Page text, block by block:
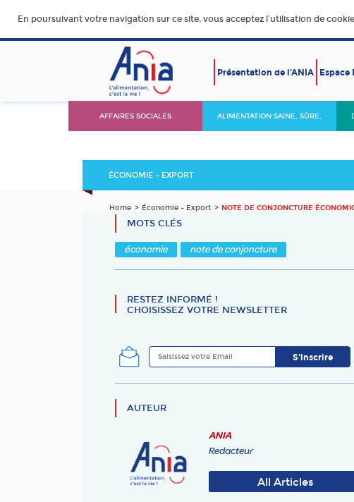
En poursuivant votre navigation sur ce site, vous acceptez l’utilisation de
Présentation de l’ANIA Espace
AFFAIRES SOCIALES ALIMENTATION SAINE, SÛRE,
ÉCONOMIE – EXPORT
Home Économie – Export NOTE DE CONJONCTURE
MOTS CLÉS
économie note de conjoncture
RESTEZ INFORMÉ !
CHOISISSEZ VOTRE NEWSLETTER
AUTEUR
ANIA
Redacteur
All Articles